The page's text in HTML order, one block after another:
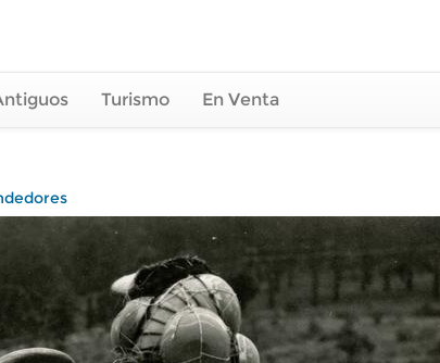
Turismo En Venta